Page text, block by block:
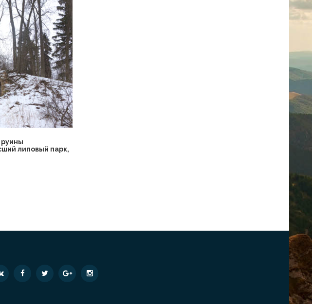
руины
липовый парк,